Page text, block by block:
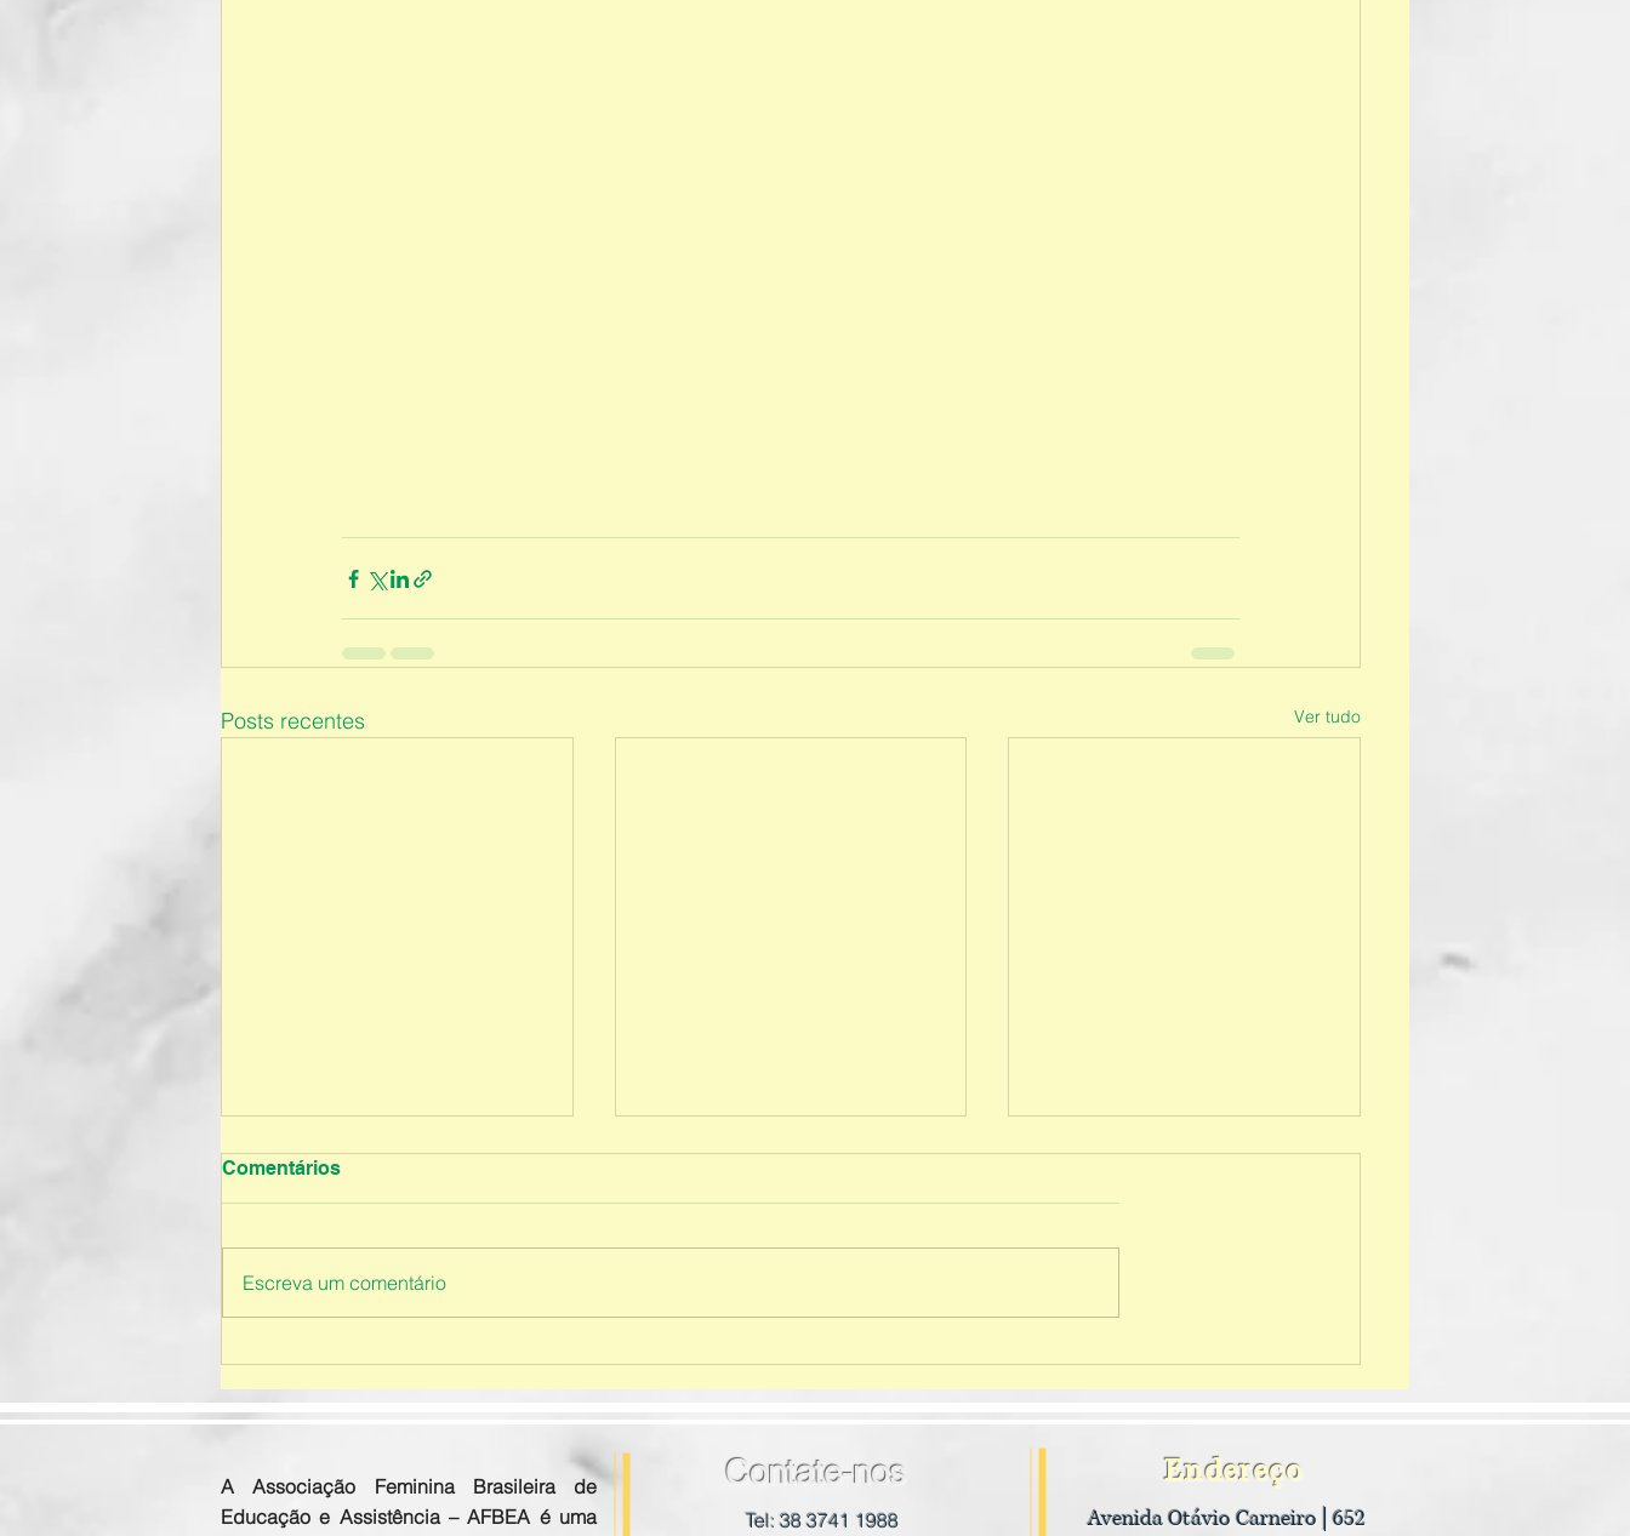
Posts recentes Ver tudo
Comentários
Escreva um comentário
Contate-nos Endereço
Avenida Otávio Carneiro | 652
Tel: 38 3741 1988
A Associação Feminina Brasileira de
Educação e Assistência – AFBEA é uma